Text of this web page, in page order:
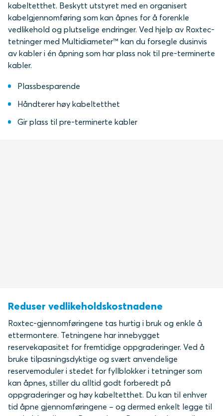
kabeltetthet. Beskytt utstyret med en organisert
kabelgjennomføring som kan åpnes for å forenkle
vedlikehold og plutselige endringer. Ved hjelp av Roxtec-
tetninger med Multidiameter™ kan du forsegle dusinvis
av kabler i én åpning som har plass nok til pre-terminerte
kabler.
Plassbesparende
Håndterer høy kabeltetthet
Gir plass til pre-terminerte kabler
Reduser vedlikeholdskostnadene
Roxtec-gjennomføringene tas hurtig i bruk og enkle å
ettermontere. Tetningene har innebygget
reservekapasitet for fremtidige oppgraderinger. Ved å
bruke tilpasningsdyktige og svært anvendelige
reservemoduler i stedet for fyllblokker i tetninger som
kan åpnes, stiller du alltid godt forberedt på
oppgraderinger og høy kabeltetthet. Du kan til enhver
tid åpne gjennomføringene – og dermed enkelt legge til